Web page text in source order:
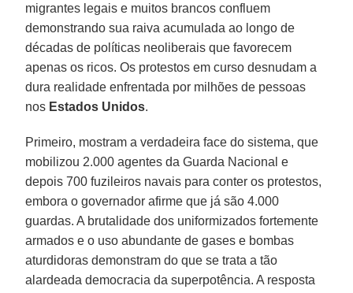
migrantes legais e muitos brancos confluem
demonstrando sua raiva acumulada ao longo de
décadas de políticas neoliberais que favorecem
apenas os ricos. Os protestos em curso desnudam a
dura realidade enfrentada por milhões de pessoas
nos Estados Unidos.
Primeiro, mostram a verdadeira face do sistema, que
mobilizou 2.000 agentes da Guarda Nacional e
depois 700 fuzileiros navais para conter os protestos,
embora o governador afirme que já são 4.000
guardas. A brutalidade dos uniformizados fortemente
armados e o uso abundante de gases e bombas
aturdidoras demonstram do que se trata a tão
alardeada democracia da superpotência. A resposta